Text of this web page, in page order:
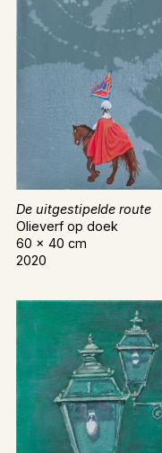
De uitgestipelde route
Olieverf op doek
60 x 40 cm
2020